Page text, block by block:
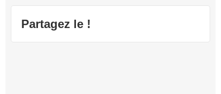
Partagez le !